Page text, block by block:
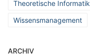
Theoretische Informatik
Wissensmanagement
ARCHIV